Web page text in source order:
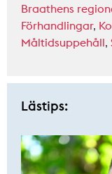
Braathens
Förhandlingar,
Måltidsuppehåll,
Lästips: